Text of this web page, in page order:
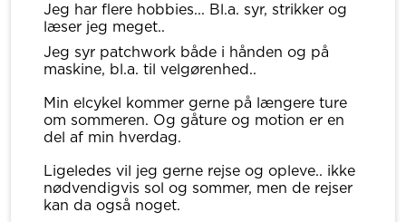
Jeg har flere hobbies... Bl.a. syr, strikker og
læser jeg meget..
Jeg syr patchwork både i hånden og på
maskine, bl.a. til velgørenhed..
Min elcykel kommer gerne på længere ture
om sommeren. Og gåture og motion er en
del af min hverdag.
Ligeledes vil jeg gerne rejse og opleve.. ikke
nødvendigvis sol og sommer, men de rejser
kan da også noget.